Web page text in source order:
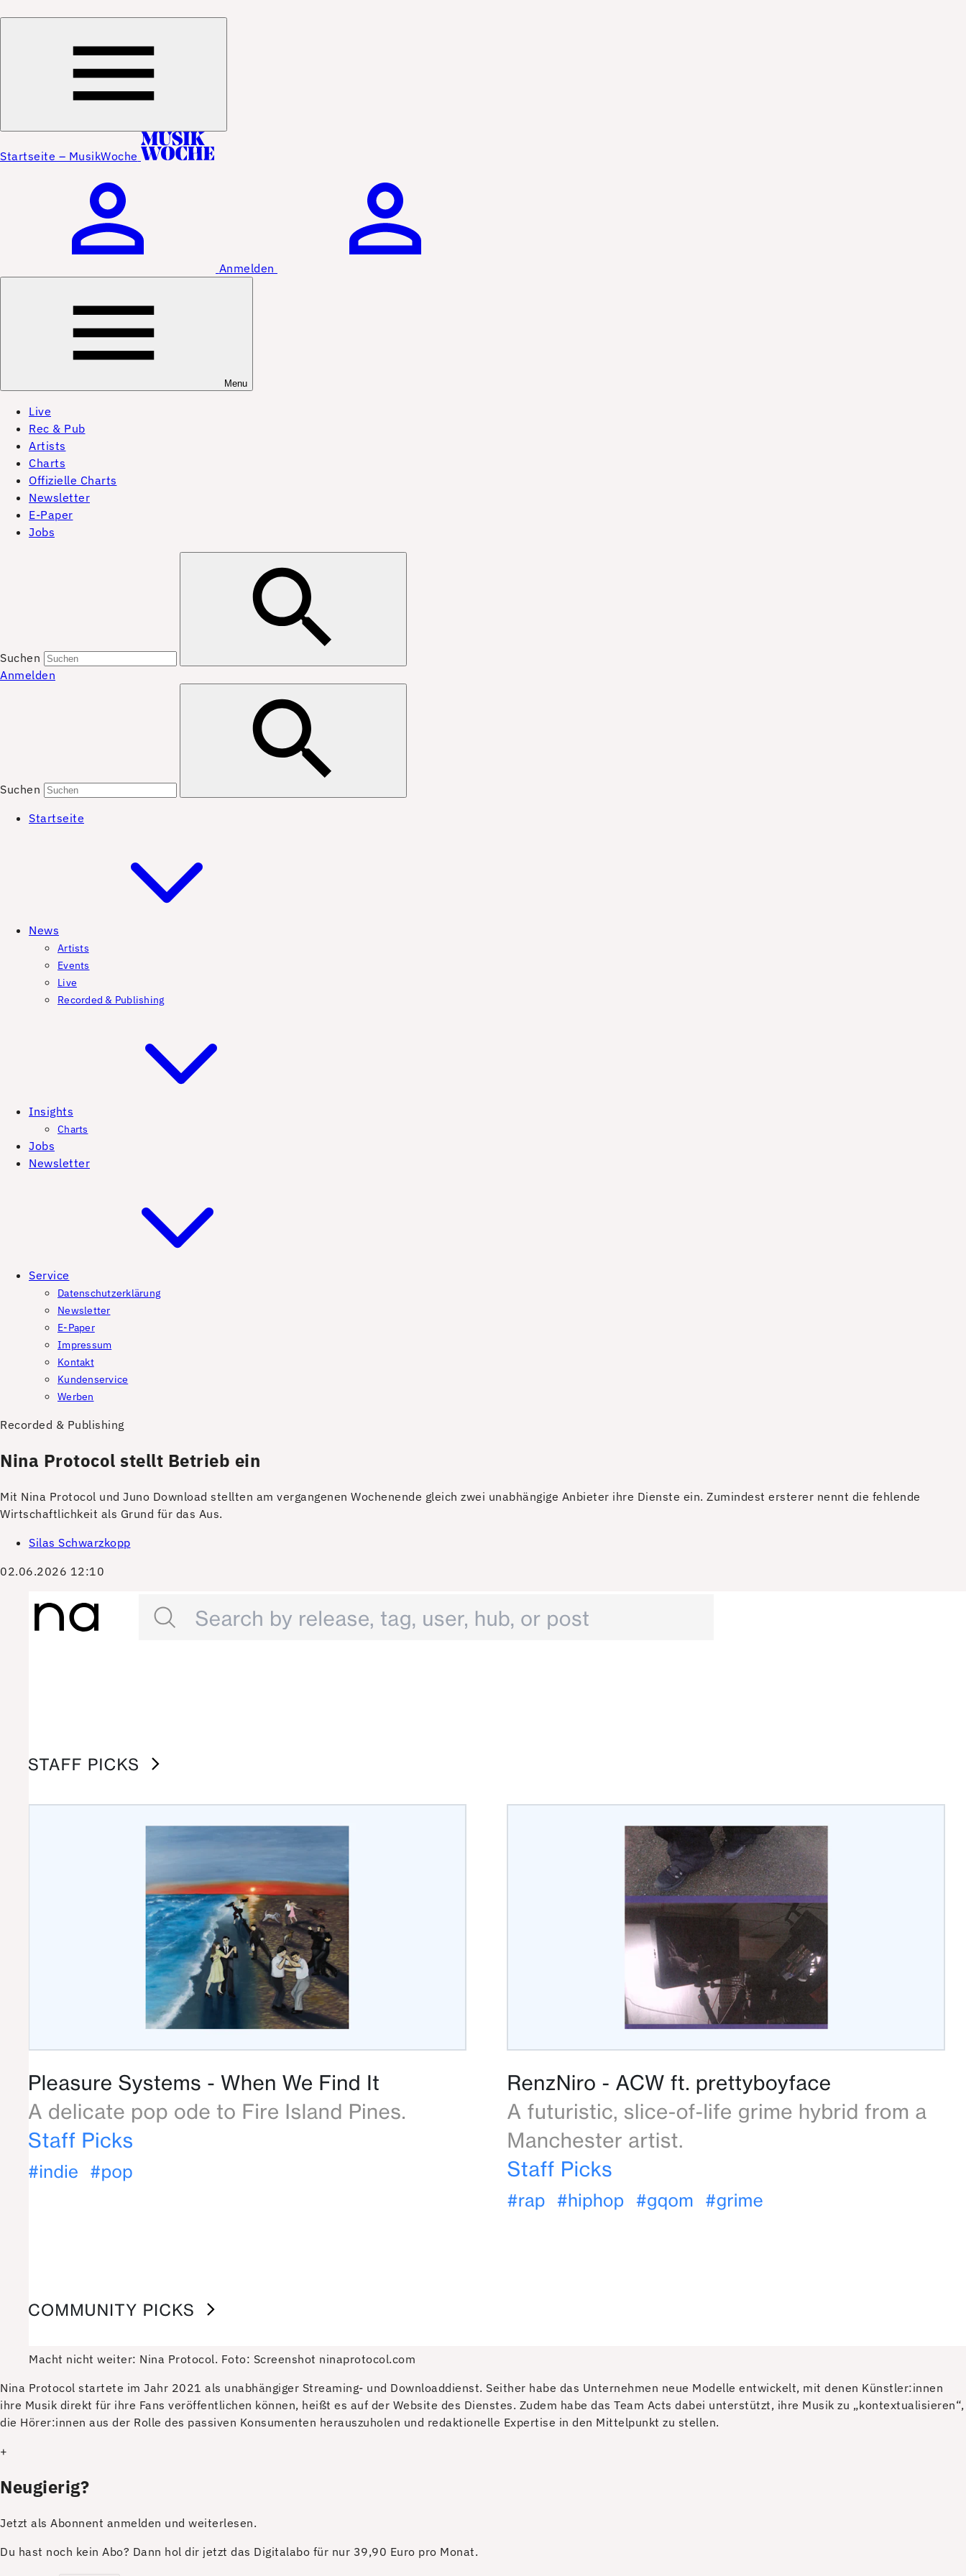
Startseite – MusikWoche
Anmelden
Menu
Live
Rec & Pub
Artists
Charts
Offizielle Charts
Newsletter
E-Paper
Jobs
Suchen
Anmelden
Suchen
Startseite
News
Artists
Events
Live
Recorded & Publishing
Insights
Charts
Jobs
Newsletter
Service
Datenschutzerklärung
Newsletter
E-Paper
Impressum
Kontakt
Kundenservice
Werben
Recorded & Publishing
Nina Protocol stellt Betrieb ein
Mit Nina Protocol und Juno Download stellten am vergangenen Wochenende gleich zwei unabhängige Anbieter ihre Dienste ein. Zumindest ersterer nennt die fehlende
Wirtschaftlichkeit als Grund für das Aus.
Silas Schwarzkopp
02.06.2026 12:10
Macht nicht weiter: Nina Protocol. Foto: Screenshot ninaprotocol.com
Nina Protocol startete im Jahr 2021 als unabhängiger Streaming- und Downloaddienst. Seither habe das Unternehmen neue Modelle entwickelt, mit denen Künstler:innen
ihre Musik direkt für ihre Fans veröffentlichen können, heißt es auf der Website des Dienstes. Zudem habe das Team Acts dabei unterstützt, ihre Musik zu „kontextualisieren“,
die Hörer:innen aus der Rolle des passiven Konsumenten herauszuholen und redaktionelle Expertise in den Mittelpunkt zu stellen.
+
Neugierig?
Jetzt als Abonnent anmelden und weiterlesen.
Du hast noch kein Abo? Dann hol dir jetzt das Digitalabo für nur 39,90 Euro pro Monat.